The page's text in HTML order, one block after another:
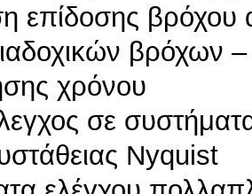
επίδοσης βρόχου
βρόχων
χρόνου
σε
Nyquist